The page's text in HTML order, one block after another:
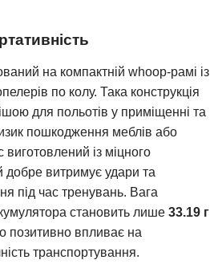
на компактній whoop-рамі із
по колу. Така конструкція
для польотів у приміщенні та
пошкодження меблів або
виготовлений із міцного
добре витримує удари та
під час тренувань. Вага
становить лише 33.19 г
позитивно впливає на
транспортування.